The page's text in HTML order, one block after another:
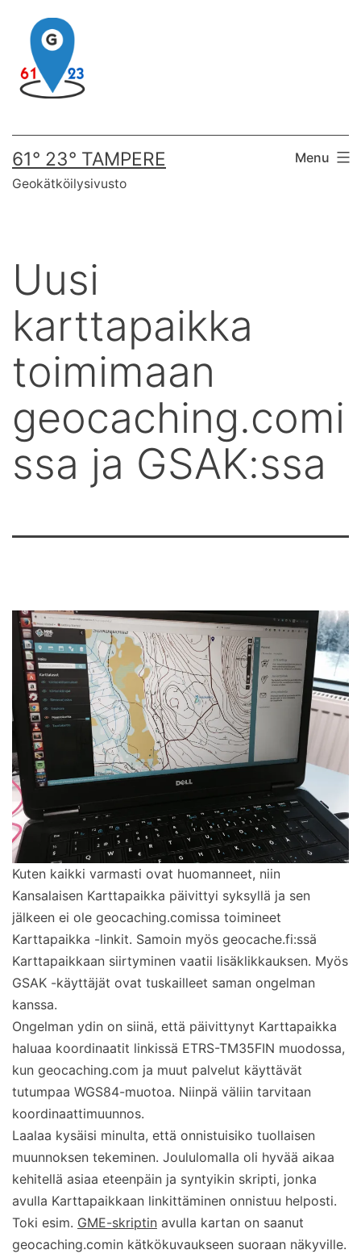
content
61° 23° TAMPERE
Geokätköilysivusto
Menu
Uusi
karttapaikka
toimimaan
geocaching.comi
ssa ja GSAK:ssa
Kuten kaikki varmasti ovat huomanneet, niin
Kansalaisen Karttapaikka päivittyi syksyllä ja sen
jälkeen ei ole geocaching.comissa toimineet
Karttapaikka -linkit. Samoin myös geocache.fi:ssä
Karttapaikkaan siirtyminen vaatii lisäklikkauksen. Myös
GSAK -käyttäjät ovat tuskailleet saman ongelman
kanssa.
Ongelman ydin on siinä, että päivittynyt Karttapaikka
haluaa koordinaatit linkissä ETRS-TM35FIN muodossa,
kun geocaching.com ja muut palvelut käyttävät
tutumpaa WGS84-muotoa. Niinpä väliin tarvitaan
koordinaattimuunnos.
Laalaa kysäisi minulta, että onnistuisiko tuollaisen
muunnoksen tekeminen. Joululomalla oli hyvää aikaa
kehitellä asiaa eteenpäin ja syntyikin skripti, jonka
avulla Karttapaikkaan linkittäminen onnistuu helposti.
Toki esim. GME-skriptin avulla kartan on saanut
geocaching.comin kätkökuvaukseen suoraan näkyville.